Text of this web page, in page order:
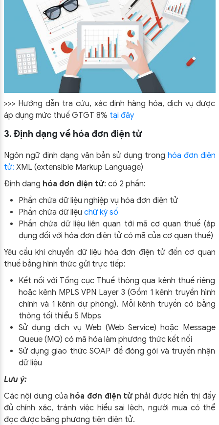
>>> Hướng dẫn tra cứu, xác định hàng hóa, dịch vụ được
áp dụng mức thuế GTGT 8% tại đây
3. Định dạng về hóa đơn điện tử
Ngôn ngữ định dạng văn bản sử dụng trong hóa đơn điện
tử: XML (extensible Markup Language)
Định dạng hóa đơn điện tử: có 2 phần:
Phần chứa dữ liệu nghiệp vụ hóa đơn điện tử
Phần chứa dữ liệu chữ ký số
Phần chứa dữ liệu liên quan tới mã cơ quan thuế (áp
dụng đối với hóa đơn điện tử có mã của cơ quan thuế)
Yêu cầu khi chuyển dữ liệu hóa đơn điện tử đến cơ quan
thuế bằng hình thức gửi trực tiếp:
Kết nối với Tổng cục Thuế thông qua kênh thuế riêng
hoặc kênh MPLS VPN Layer 3 (Gồm 1 kênh truyền hình
chính và 1 kênh dự phòng). Mỗi kênh truyền có bằng
thông tối thiểu 5 Mbps
Sử dụng dịch vụ Web (Web Service) hoặc Message
Queue (MQ) có mã hóa làm phương thức kết nối
Sử dụng giao thức SOAP để đóng gói và truyền nhận
dữ liệu
Lưu ý:
Các nội dung của hóa đơn điện tử phải được hiển thị đầy
đủ chính xác, tránh việc hiểu sai lệch, người mua có thể
đọc được bằng phương tiện điện tử.